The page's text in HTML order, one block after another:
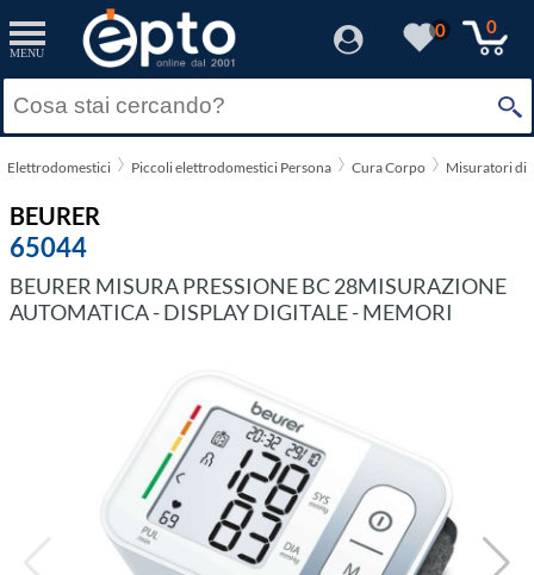
MENU
0 0
Elettrodomestici Piccoli elettrodomestici Persona Cura Corpo Misuratori di
BEURER
65044
BEURER MISURA PRESSIONE BC 28MISURAZIONE
AUTOMATICA - DISPLAY DIGITALE - MEMORI